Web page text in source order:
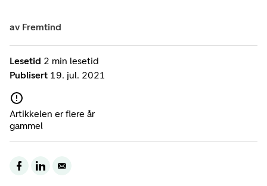
Lesetid 2 min lesetid
Publisert 19. jul. 2021
Artikkelen er flere år
gammel
av Fremtind